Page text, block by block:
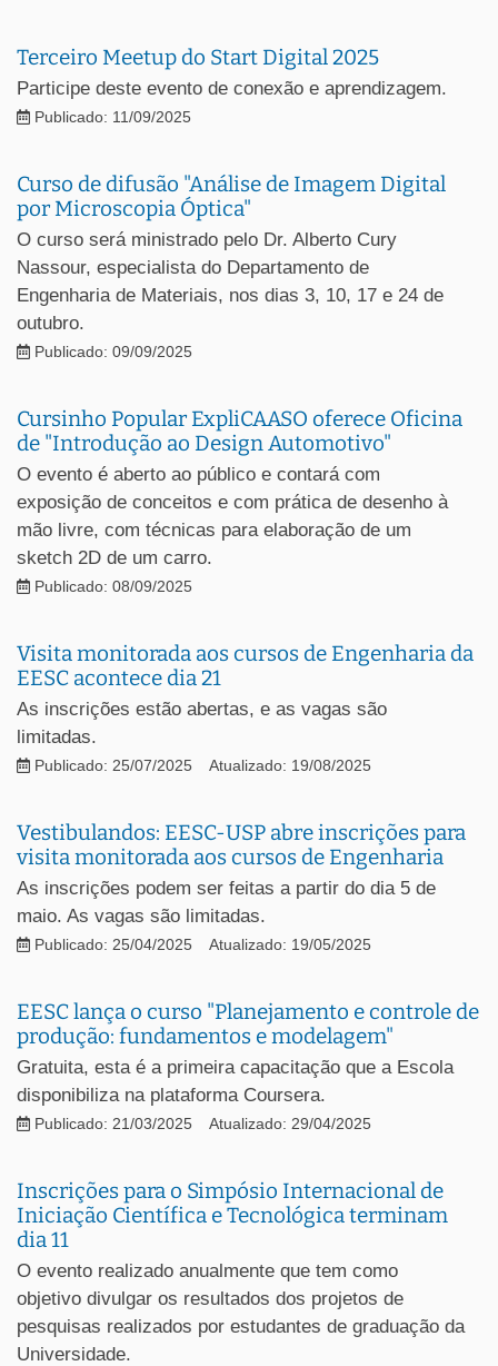
Terceiro Meetup do Start Digital 2025
Participe deste evento de conexão e aprendizagem.
Publicado: 11/09/2025
Curso de difusão "Análise de Imagem Digital
por Microscopia Óptica"
O curso será ministrado pelo Dr. Alberto Cury
Nassour, especialista do Departamento de
Engenharia de Materiais, nos dias 3, 10, 17 e 24 de
outubro.
Publicado: 09/09/2025
Cursinho Popular ExpliCAASO oferece Oficina
de "Introdução ao Design Automotivo"
O evento é aberto ao público e contará com
exposição de conceitos e com prática de desenho à
mão livre, com técnicas para elaboração de um
sketch 2D de um carro.
Publicado: 08/09/2025
Visita monitorada aos cursos de Engenharia da
EESC acontece dia 21
As inscrições estão abertas, e as vagas são
limitadas.
Publicado: 25/07/2025 Atualizado: 19/08/2025
Vestibulandos: EESC-USP abre inscrições para
visita monitorada aos cursos de Engenharia
As inscrições podem ser feitas a partir do dia 5 de
maio. As vagas são limitadas.
Publicado: 25/04/2025 Atualizado: 19/05/2025
EESC lança o curso "Planejamento e controle de
produção: fundamentos e modelagem"
Gratuita, esta é a primeira capacitação que a Escola
disponibiliza na plataforma Coursera.
Publicado: 21/03/2025 Atualizado: 29/04/2025
Inscrições para o Simpósio Internacional de
Iniciação Científica e Tecnológica terminam
dia 11
O evento realizado anualmente que tem como
objetivo divulgar os resultados dos projetos de
pesquisas realizados por estudantes de graduação da
Universidade.